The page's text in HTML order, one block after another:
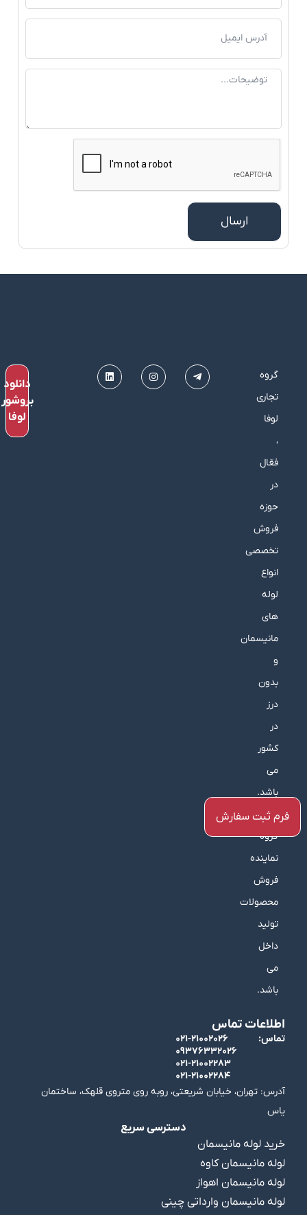
فرم ثبت سفارش
ارسال
اطلاعات تماس
تماس:
۰۲۱-۲۱۰۰۲۰۲۶
۰۹۳۷۶۳۳۲۰۲۶
۰۲۱-۲۱۰۰۲۲۸۳
۰۲۱-۲۱۰۰۲۲۸۴
آدرس: تهران، خیابان شریعتی، روبه روی متروی قلهک، ساختمان
یاس
دسترسی سریع
خرید لوله مانیسمان
لوله مانیسمان کاوه
لوله مانیسمان اهواز
لوله مانیسمان وارداتی چینی
گروه
تجاری
لوفا
،
فعّال
در
حوزه
فروش
تخصصی
انواع
لوله
های
مانیسمان
و
بدون
درز
در
کشور
می
باشد.
این
گروه
نماینده
فروش
محصولات
تولید
داخل
می
باشد.
دانلود
بروشور
لوفا